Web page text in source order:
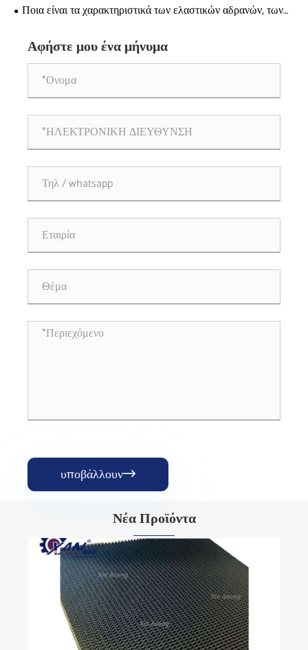
Ποια είναι τα χαρακτηριστικά των ελαστικών αδρανών, των
Αφήστε μου ένα μήνυμα
υποβάλλουν
Νέα Προϊόντα